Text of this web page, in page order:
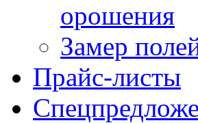
орошения
Замер
Прайс-листы